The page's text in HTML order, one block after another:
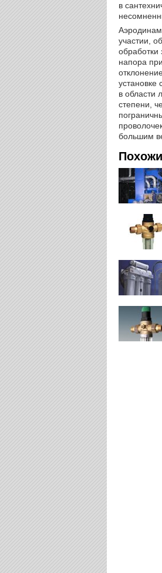
в
участии,
напора
установке
в области
степени,
большим